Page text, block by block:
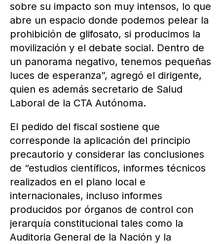
sobre su impacto son muy intensos, lo que
abre un espacio donde podemos pelear la
prohibición de glifosato, si producimos la
movilización y el debate social. Dentro de
un panorama negativo, tenemos pequeñas
luces de esperanza”, agregó el dirigente,
quien es además secretario de Salud
Laboral de la CTA Autónoma.
El pedido del fiscal sostiene que
corresponde la aplicación del principio
precautorio y considerar las conclusiones
de “estudios científicos, informes técnicos
realizados en el plano local e
internacionales, incluso informes
producidos por órganos de control con
jerarquía constitucional tales como la
Auditoria General de la Nación y la